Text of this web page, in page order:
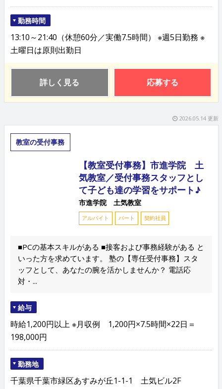
勤務時間
13:10～21:40（休憩60分／実働7.5時間） ※週5日勤務 ※
土曜日は原則出勤日
詳しく見る 応募する
2026.05.14 更新
教室の受付事務
【教室受付事務】市進学院 土
気教室／受付事務スタッフとし
て子ども達の学習をサポート♪
市進学院 土気教室
アルバイト パート 契約社員
■PCの基本スキルがある ■接客および事務経験がある と
いった方を求めています。 塾の【専任受付事務】スタ
ッフとして、あなたの腕を活かしませんか？ 電話応
対・...
給与
時給1,200円以上 ※月収例 1,200円×7.5時間×22日＝
198,000円
勤務地
千葉県千葉市緑区あすみが丘1-1-1 土気ビル2F